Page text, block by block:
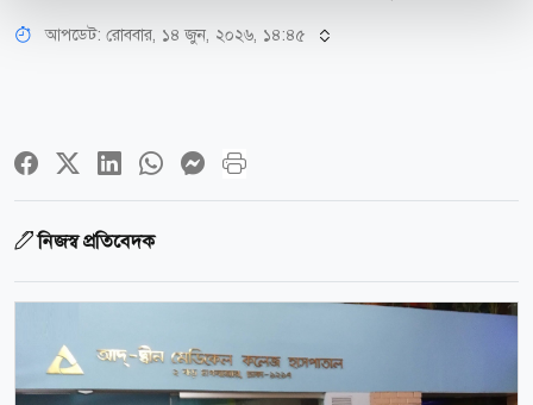
আপডেট: রোববার, ১৪ জুন, ২০২৬, ১৪:৪৫
নিজস্ব প্রতিবেদক